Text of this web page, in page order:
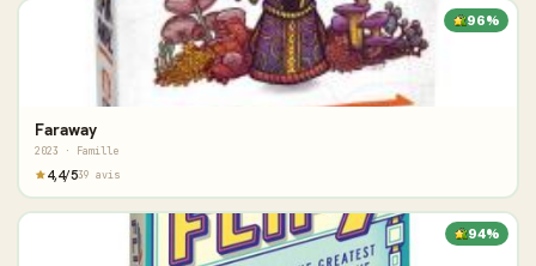
96%
Faraway
2023 · Famille
4,4/539 avis
94%